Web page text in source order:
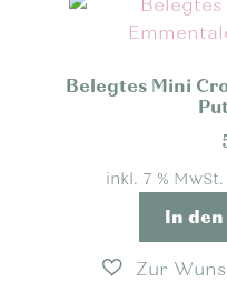
Belegtes Mini
inkl. 7 % MwSt.
In